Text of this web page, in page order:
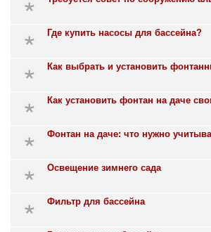
Где купить насосы для бассейна?
Как выбрать и установить
Как установить фонтан на даче
Фонтан на даче: что нужно
Освещение зимнего сада
Фильтр для бассейна